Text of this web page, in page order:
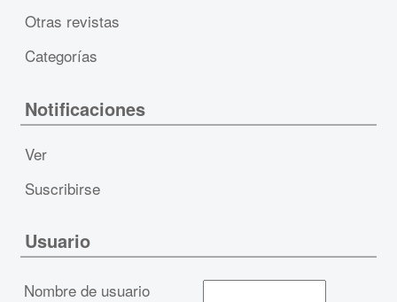
Otras revistas
Categorías
Notificaciones
Ver
Suscribirse
Usuario
Nombre de usuario